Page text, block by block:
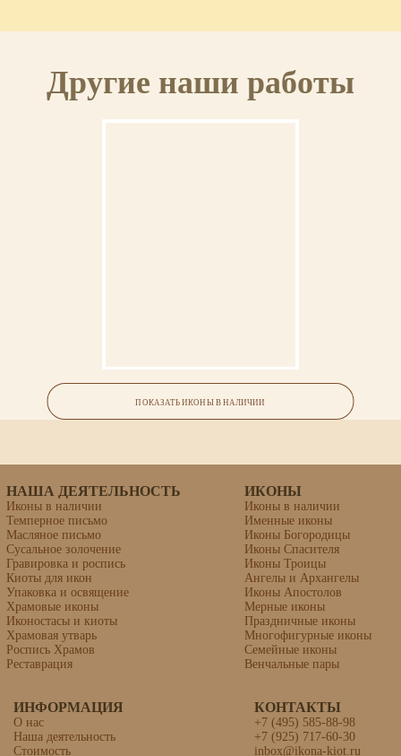
Другие наши работы
Икона «Тихон Калужский,
преподобный»
липовая доска, левкас, темпера, сусальное золото
Икона «Анна Ежова,
ПОКАЗАТЬ ИКОНЫ В НАЛИЧИИ
НАША ДЕЯТЕЛЬНОСТЬ
Иконы в наличии
Темперное письмо
Масляное письмо
Сусальное золочение
Гравировка и роспись
Киоты для икон
Упаковка и освящение
Храмовые иконы
Иконостасы и киоты
Храмовая утварь
Роспись Храмов
Реставрация
ИКОНЫ
Иконы в наличии
Именные иконы
Иконы Богородицы
Иконы Спасителя
Иконы Троицы
Ангелы и Архангелы
Иконы Апостолов
Мерные иконы
Праздничные иконы
Многофигурные иконы
Семейные иконы
Венчальные пары
ИНФОРМАЦИЯ
О нас
Наша деятельность
Стоимость
КОНТАКТЫ
+7 (495) 585-88-98
+7 (925) 717-60-30
inbox@ikona-kiot.ru